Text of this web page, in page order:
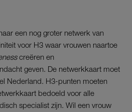
een nog groter netwerk van
voor H3 waar vrouwen naartoe
creëren en
geven. De netwerkkaart moet
Nederland. H3-punten moeten
bedoeld voor alle
specialist zijn. Wil een vrouw